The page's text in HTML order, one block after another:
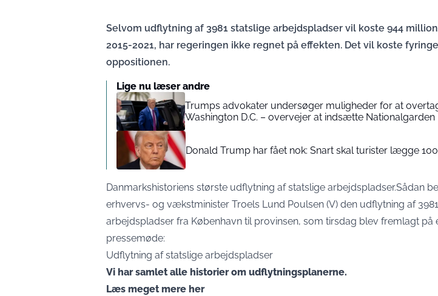
Selvom udflytning af 3981 statslige arbejdspladser vil koste 944
2015-2021, har regeringen ikke regnet på effekten. Det vil koste
oppositionen.
Lige nu læser andre
Trumps advokater undersøger muligheder for at
Washington D.C. – overvejer at indsætte Nationalgarden
Donald Trump har fået nok: Snart skal turister lægge
Danmarkshistoriens største udflytning af statslige arbejdspladser.Sådan
erhvervs- og vækstminister Troels Lund Poulsen (V) den udflytning af
arbejdspladser fra København til provinsen, som tirsdag blev fremlagt på
pressemøde:
Udflytning af statslige arbejdspladser
Vi har samlet alle historier om udflytningsplanerne.
Læs meget mere her